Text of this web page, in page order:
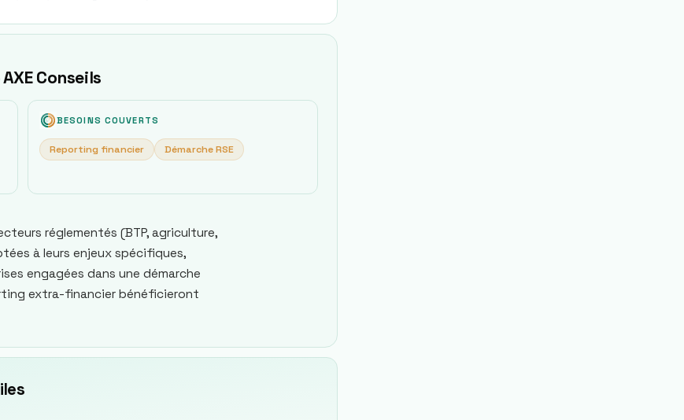
Conseils
BESOINS COUVERTS
Reporting financier Démarche RSE
réglementés (BTP, agriculture,
à leurs enjeux spécifiques,
engagées dans une démarche
extra-financier bénéficieront